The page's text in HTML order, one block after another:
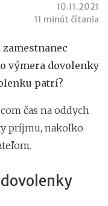
10.11.2021
11 minút čítania
výmera dovolenky
patrí?
čas na oddych
príjmu, nakoľko